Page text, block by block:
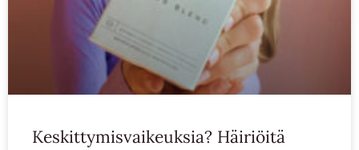
Keskittymisvaikeuksia? Häiriöitä